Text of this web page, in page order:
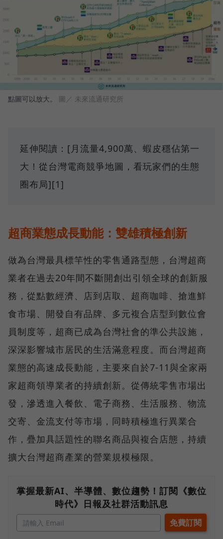
點圖可以放大。 圖／ 未來流通研究所
延伸閱讀：[月流量4,900萬、蝦皮穩佔第一
大！從台灣電商競爭地圖，看玩家們的生態
圈布局][1]
超商業態成長動能：雙雄積極創新
做為台灣最具標竿性的零售通路型態，台灣超商
業者在過去20年間不斷開創出引領全球的創新服
務，從點數經濟、店到店取、超商咖啡、搶進鮮
食市場、開發自有品牌、多元複合店型到數位會
員制度等，超商已成為台灣社會的準公共設施，
深深影響城市居民的生活滿意程度。而台灣超商
業態的高速成長動能，主要來自於7-11與全家兩
家超商領導業者的持續創新。從傳統零售市場出
發，滲透進入餐飲、電子商務、生活服務、物流
交寄、金流支付等市場，同時積極進行異業合
作，疊加具話題性的聯名商品與複合店態，持續
擴大台灣超商產業的營業規模極限。
掌握最新AI、半導體、數位趨勢！訂閱《數位
時代》日報及社群活動訊息